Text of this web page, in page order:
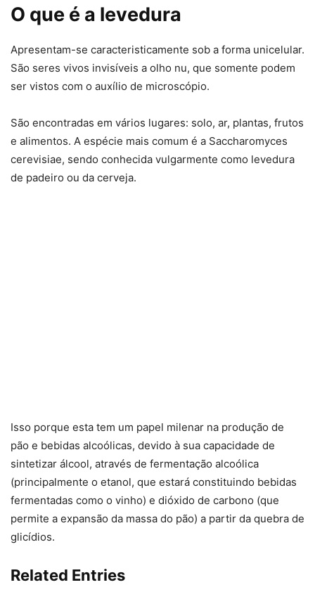
O que é a levedura
Apresentam-se caracteristicamente sob a forma unicelular.
São seres vivos invisíveis a olho nu, que somente podem
ser vistos com o auxílio de microscópio.
São encontradas em vários lugares: solo, ar, plantas, frutos
e alimentos. A espécie mais comum é a Saccharomyces
cerevisiae, sendo conhecida vulgarmente como levedura
de padeiro ou da cerveja.
Isso porque esta tem um papel milenar na produção de
pão e bebidas alcoólicas, devido à sua capacidade de
sintetizar álcool, através de fermentação alcoólica
(principalmente o etanol, que estará constituindo bebidas
fermentadas como o vinho) e dióxido de carbono (que
permite a expansão da massa do pão) a partir da quebra de
glicídios.
Related Entries